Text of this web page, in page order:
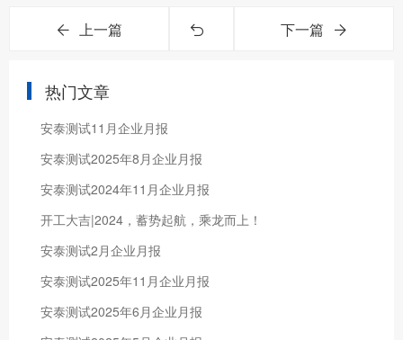
上一篇 下一篇
热门文章
安泰测试11月企业月报
安泰测试2025年8月企业月报
安泰测试2024年11月企业月报
开工大吉|2024，蓄势起航，乘龙而上！
安泰测试2月企业月报
安泰测试2025年11月企业月报
安泰测试2025年6月企业月报